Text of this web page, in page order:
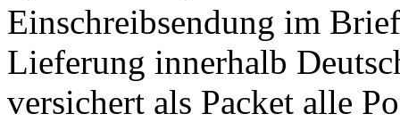
Einschreibsendung im
Lieferung innerhalb
versichert als Packet alle